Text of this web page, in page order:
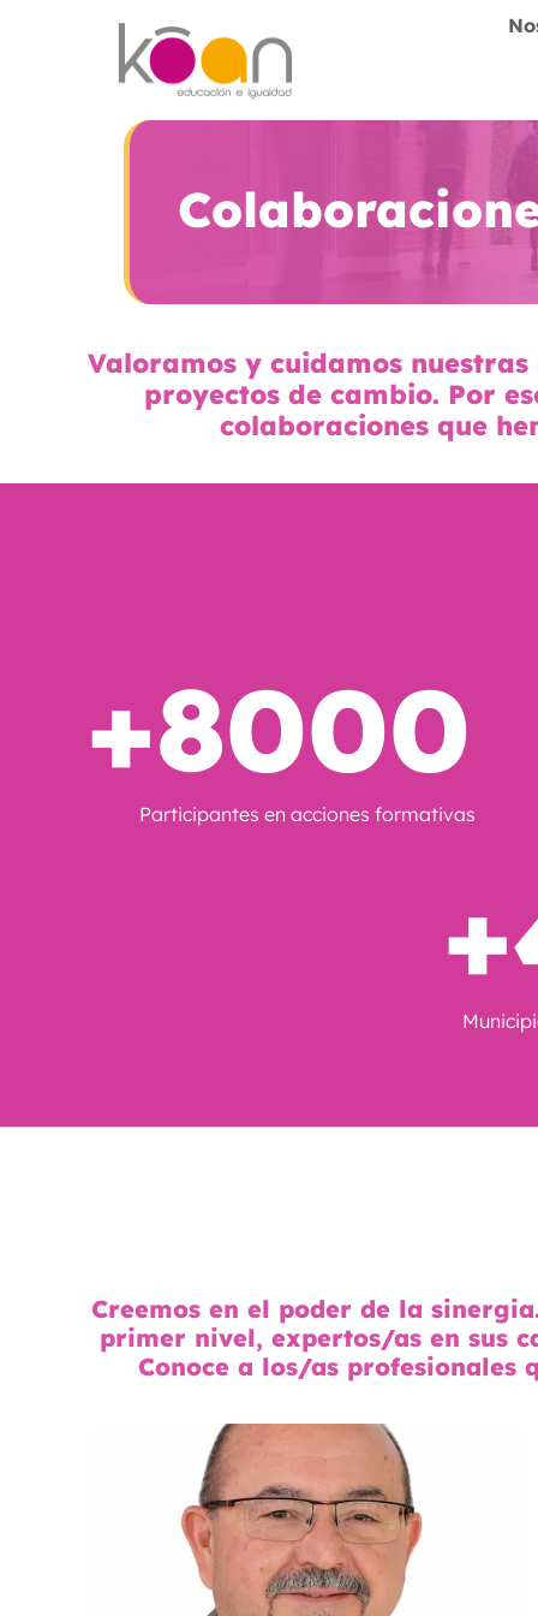
Valoramos y cuidamos
proyectos de cambio. Por
colaboraciones que
+8000
Participantes en acciones formativas
Creemos en el poder de la
primer nivel, expertos/as en sus
Conoce a los/as profesionales